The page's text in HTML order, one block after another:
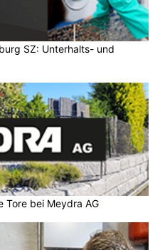
SZ: Unterhalts- und
Tore bei Meydra AG